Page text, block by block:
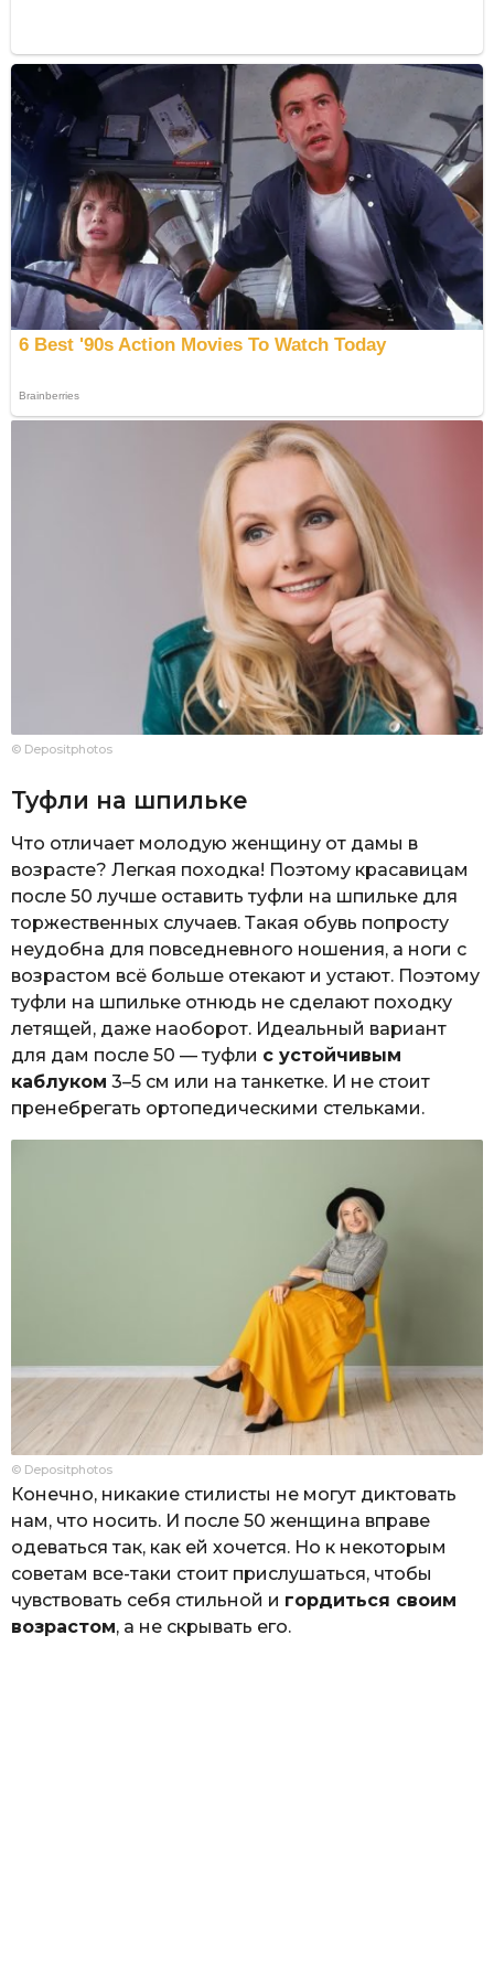
© Depositphotos
Туфли на шпильке
Что отличает молодую женщину от дамы в
возрасте? Легкая походка! Поэтому красавицам
после 50 лучше оставить туфли на шпильке для
торжественных случаев. Такая обувь попросту
неудобна для повседневного ношения, а ноги с
возрастом всё больше отекают и устают. Поэтому
туфли на шпильке отнюдь не сделают походку
летящей, даже наоборот. Идеальный вариант
для дам после 50 — туфли с устойчивым
каблуком 3–5 см или на танкетке. И не стоит
пренебрегать ортопедическими стельками.
© Depositphotos
Конечно, никакие стилисты не могут диктовать
нам, что носить. И после 50 женщина вправе
одеваться так, как ей хочется. Но к некоторым
советам все-таки стоит прислушаться, чтобы
чувствовать себя стильной и гордиться своим
возрастом, а не скрывать его.